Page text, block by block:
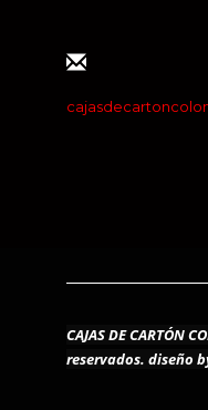
CAJAS DE CARTÓN
reservados. diseño